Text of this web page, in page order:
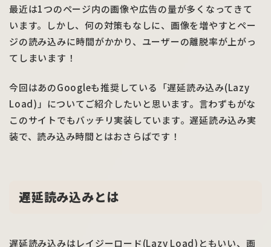
最近は1つのページ内の画像や広告の量が多くなってきて
います。しかし、何の対策もなしに、画像を増やすとペー
ジの読み込みに時間がかかり、ユーザーの離脱率が上がっ
てしまいます！
今回はあのGoogleも推奨している「遅延読み込み(Lazy
Load)」についてご紹介したいと思います。言わずもがな
このサイトでもバッチリ実装しています。遅延読み込み実
装で、読み込み時間とはおさらばです！
遅延読み込みとは
遅延読み込みはレイジーロード(Lazy Load)ともいい、画